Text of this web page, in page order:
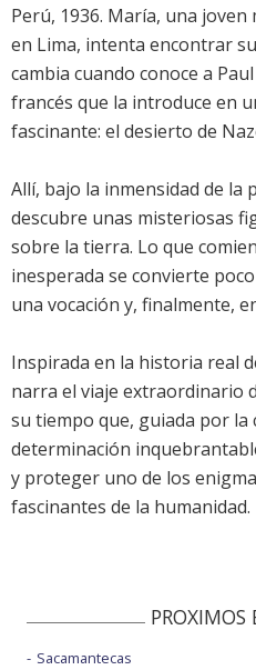
Perú, 1936. María, una
en Lima, intenta encontrar
cambia cuando conoce a
francés que la introduce en
fascinante: el desierto de
Allí, bajo la inmensidad de la
descubre unas misteriosas
sobre la tierra. Lo que
inesperada se convierte
una vocación y, finalmente,
Inspirada en la historia real
narra el viaje extraordinario
su tiempo que, guiada por la
determinación
y proteger uno de los
fascinantes de la humanidad.
PROXIMOS
Sacamantecas